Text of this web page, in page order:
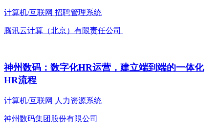
计算机/互联网 招聘管理系统
腾讯云计算（北京）有限责任公司
神州数码：数字化HR运营，建立端到端的一体化
HR流程
计算机/互联网 人力资源系统
神州数码集团股份有限公司